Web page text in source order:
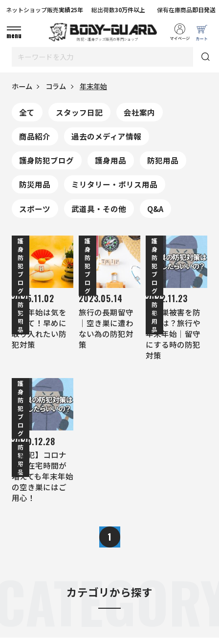
防犯・護身グッズ販売の専門ショップ
ネットショップ販売実績25年 総出荷数30万件以上 保有在庫商品即日発送
menu
ホーム コラム 年末年始
全て スタッフ日記 会社案内
商品紹介 過去のメディア情報
護身防犯ブログ 護身用品 防犯用品
防災用品 ミリタリー・ポリス用品
スポーツ 武道具・その他 Q&A
護
身
防
犯
ブ
ロ
グ
防
犯
用
品
2025.11.02
年末年始は気を
つけて！早めに
取り入れたい防
犯対策
護
身
防
犯
ブ
ロ
グ
2023.05.14
旅行の長期留守
｜空き巣に遭わ
ない為の防犯対
策
護
身
防
犯
ブ
ロ
グ
防
犯
用
品
2022.11.23
空き巣被害を防
ぐには？旅行や
年末年始｜留守
にする時の防犯
対策
護
身
防
犯
ブ
ロ
グ
防
犯
用
品
2020.12.28
【防犯】コロナ
禍で在宅時間が
増えても年末年始
の空き巣にはご
用心！
1
カテゴリから探す